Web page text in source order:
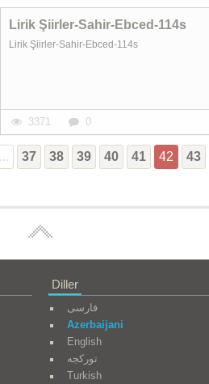
Lirik Şiirler-Sahir-Ebced-114s
Lirik Şiirler-Sahir-Ebced-114s
3371 0
... 37 38 39 40 41 42 43
Diller
فارسی
Azerbaijani
English
تورکجه
Turkish